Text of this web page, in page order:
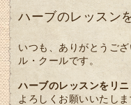
ハーブのレッスン
いつも、ありがとうござ
ル・クールです。
ハーブのレッスンをリ
よろしくお願いいたしま